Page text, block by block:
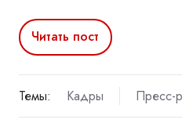
Читать пост
Темы: Кадры Пресс-